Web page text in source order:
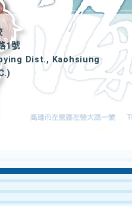
1號
Dist., Kaohsiung